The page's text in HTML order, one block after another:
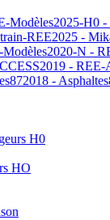
2025-H0 -
2025 -
2020-N -
2019 - REE-
2018 -
H0
HO